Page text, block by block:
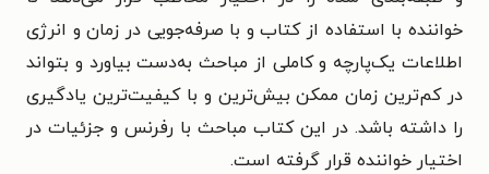
خواننده با استفاده از کتاب و با صرفه‌جویی در زمان و انرژی
اطلاعات یک‌پارچه و کاملی از مباحث به‌دست بیاورد و بتواند
در کم‌ترین زمان ممکن بیش‌ترین و با کیفیت‌ترین یادگیری
را داشته باشد. در این کتاب مباحث با رفرنس و جزئیات در
اختیار خواننده قرار گرفته است.